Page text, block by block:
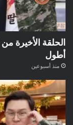
الحلقة الأخيرة
أطول
منذ أسبوعين